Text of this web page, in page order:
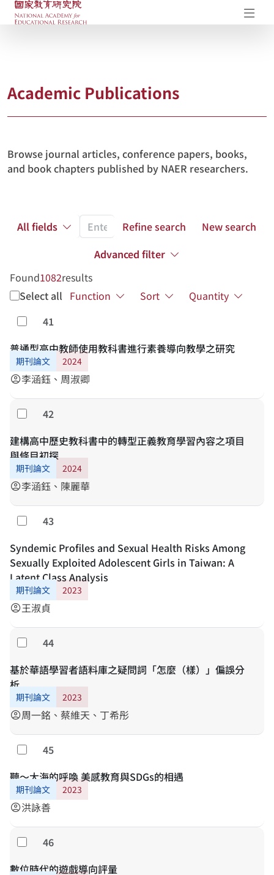
NAER Research Repository
Academic Publications
Browse journal articles, conference papers, books,
and book chapters published by NAER researchers.
All fields Refine search
New search
Advanced filter
Found1082results
Select all Function Sort
Quantity
Select41
普通型高中教師使用教科書進行素養導向教學之研究
期刊論文 2024
account_circle李涵鈺、周淑卿
Select42
建構高中歷史教科書中的轉型正義教育學習內容之項目
與條目初探
期刊論文 2024
account_circle李涵鈺、陳麗華
Select43
Syndemic Profiles and Sexual Health Risks Among
Sexually Exploited Adolescent Girls in Taiwan: A
Latent Class Analysis
期刊論文 2023
account_circle王淑貞
Select44
基於華語學習者語料庫之疑問詞「怎麼（樣）」偏誤分
析
期刊論文 2023
account_circle周一銘、蔡維天、丁希彤
Select45
聽～大海的呼喚 美感教育與SDGs的相遇
期刊論文 2023
account_circle洪詠善
Select46
數位時代的遊戲導向評量